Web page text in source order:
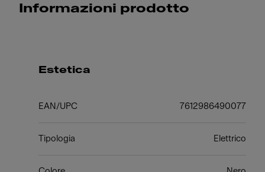
Informazioni prodotto
Estetica
EAN/UPC 7612986490077
Tipologia Elettrico